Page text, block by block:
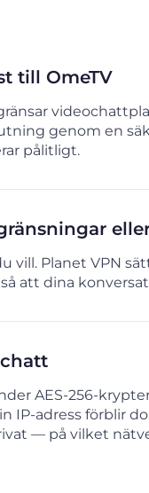
till OmeTV
genom en
pålitligt.
vill. Planet VPN
att dina
AES-256-
IP-adress förblir
— på vilket